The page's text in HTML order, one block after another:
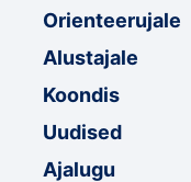
Orienteerujale
Alustajale
Koondis
Uudised
Ajalugu